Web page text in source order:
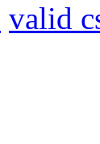
valid